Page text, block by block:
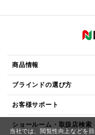
当社では、閲覧性向上などを
商品情報
ブラインドの選び方
お客様サポート
ショールーム・取扱店検索